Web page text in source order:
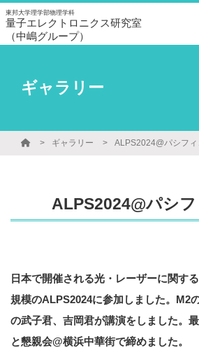
東邦大学理学部物理学科
量子エレクトロニクス研究室
（中嶋グループ）
ギャラリー
ギャラリー
ALPS2024@パシ
日本で開催される光・レーザーに関す
規模のALPS2024に参加しました。M2
の武子君、吉岡君が講演をしました。
と懇親会@横浜中華街で締めました。